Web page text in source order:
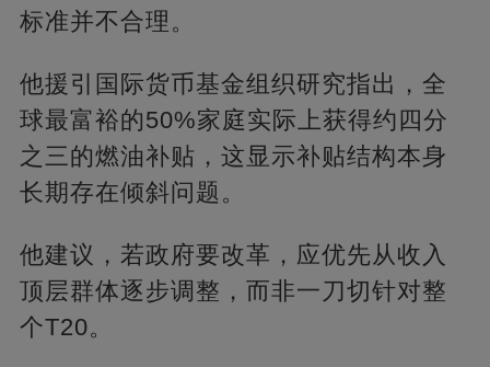
标准并不合理。
他援引国际货币基金组织研究指出，全
球最富裕的50%家庭实际上获得约四分
之三的燃油补贴，这显示补贴结构本身
长期存在倾斜问题。
他建议，若政府要改革，应优先从收入
顶层群体逐步调整，而非一刀切针对整
个T20。